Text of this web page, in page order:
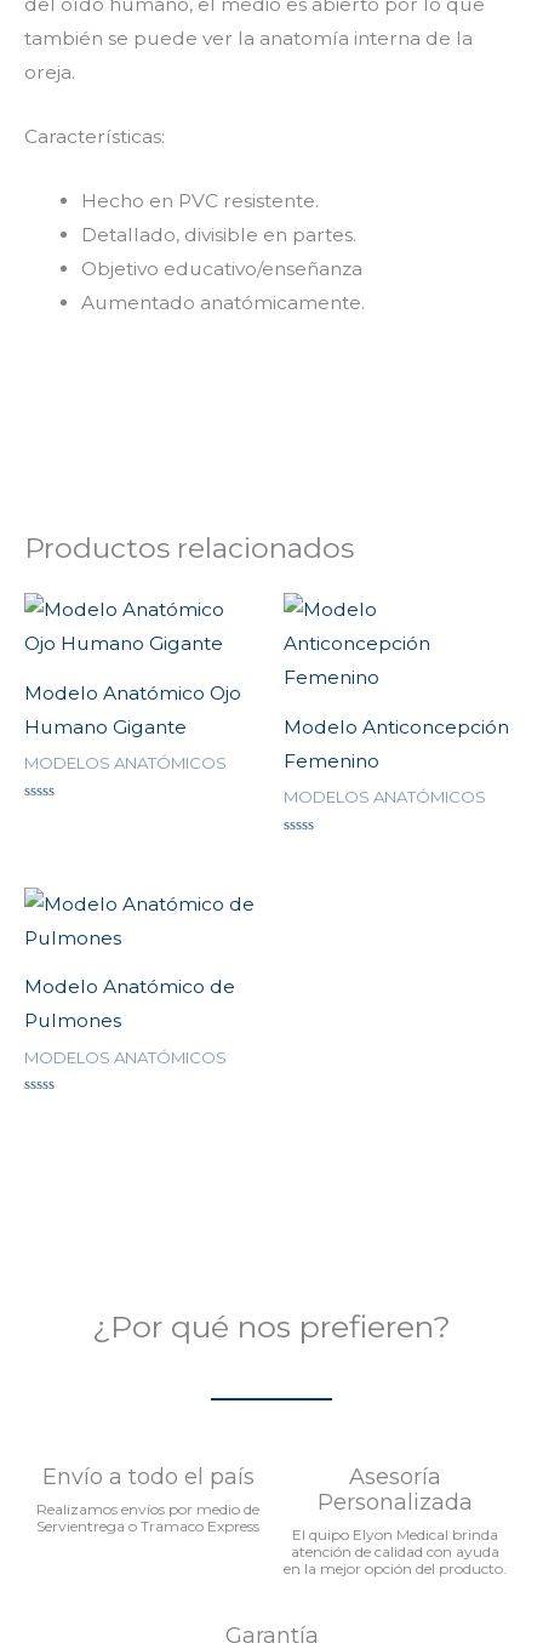
del oído humano, el medio es abierto por lo que
también se puede ver la anatomía interna de la
oreja.
Características:
Hecho en PVC resistente.
Detallado, divisible en partes.
Objetivo educativo/enseñanza
Aumentado anatómicamente.
Productos relacionados
Modelo Anatómico Ojo
Humano Gigante
MODELOS ANATÓMICOS
Modelo Anticoncepción
Femenino
MODELOS ANATÓMICOS
Modelo Anatómico de
Pulmones
MODELOS ANATÓMICOS
¿Por qué nos prefieren?
Envío a todo el país
Realizamos envíos por medio de
Servientrega o Tramaco Express
Asesoría
Personalizada
El quipo Elyon Medical brinda
atención de calidad con ayuda
en la mejor opción del producto.
Garantía